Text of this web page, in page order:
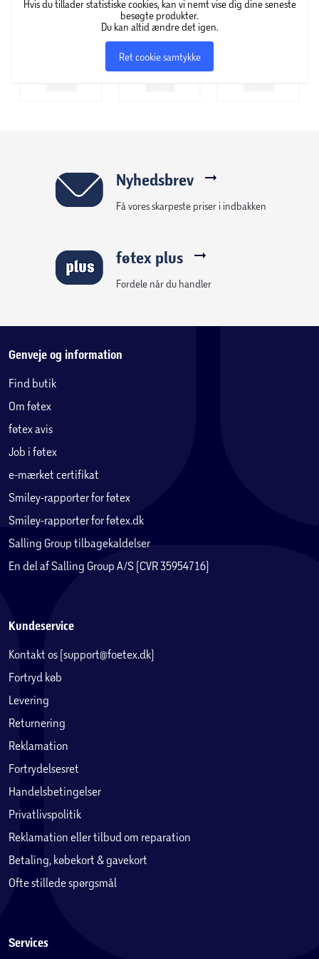
Størrelse: Stor
Hvis du tillader statistiske cookies, kan vi nemt vise dig dine seneste
besøgte produkter.
Du kan altid ændre det igen.
Ret cookie samtykke
Nyhedsbrev
Få vores skarpeste priser i indbakken
føtex plus
Fordele når du handler
Genveje og information
Find butik
Om føtex
føtex avis
Job i føtex
e-mærket certifikat
Smiley-rapporter for føtex
Smiley-rapporter for føtex.dk
Salling Group tilbagekaldelser
En del af Salling Group A/S (CVR 35954716)
Kundeservice
Kontakt os (support@foetex.dk)
Fortryd køb
Levering
Returnering
Reklamation
Fortrydelsesret
Handelsbetingelser
Privatlivspolitik
Reklamation eller tilbud om reparation
Betaling, købekort & gavekort
Ofte stillede spørgsmål
Services